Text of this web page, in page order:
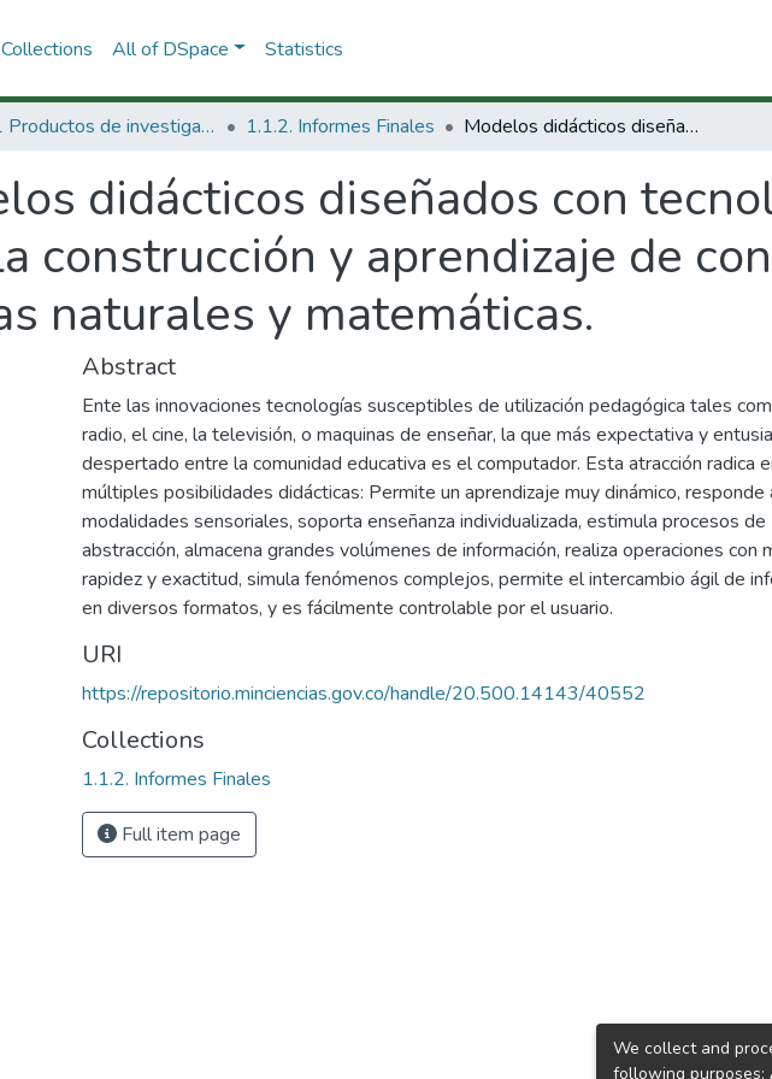
All of DSpace Statistics
1.1 Productos de investigación 1.1.2. Informes Finales Modelos didácticos diseñados con tecnología informática para la construcción y aprendizaje de conceptos básicos en ciencias naturales y matemáticas.
didácticos diseñados con
construcción y aprendizaje de
naturales y matemáticas.
Abstract
Ente las innovaciones tecnologías susceptibles de utilización pedagógica tales
radio, el cine, la televisión, o maquinas de enseñar, la que más expectativa y
despertado entre la comunidad educativa es el computador. Esta atracción radica
múltiples posibilidades didácticas: Permite un aprendizaje muy dinámico, responde
modalidades sensoriales, soporta enseñanza individualizada, estimula procesos de
abstracción, almacena grandes volúmenes de información, realiza operaciones con
rapidez y exactitud, simula fenómenos complejos, permite el intercambio ágil de
en diversos formatos, y es fácilmente controlable por el usuario.
URI
https://repositorio.minciencias.gov.co/handle/20.500.14143/40552
Collections
1.1.2. Informes Finales
Full item page
We collect and
following purposes: